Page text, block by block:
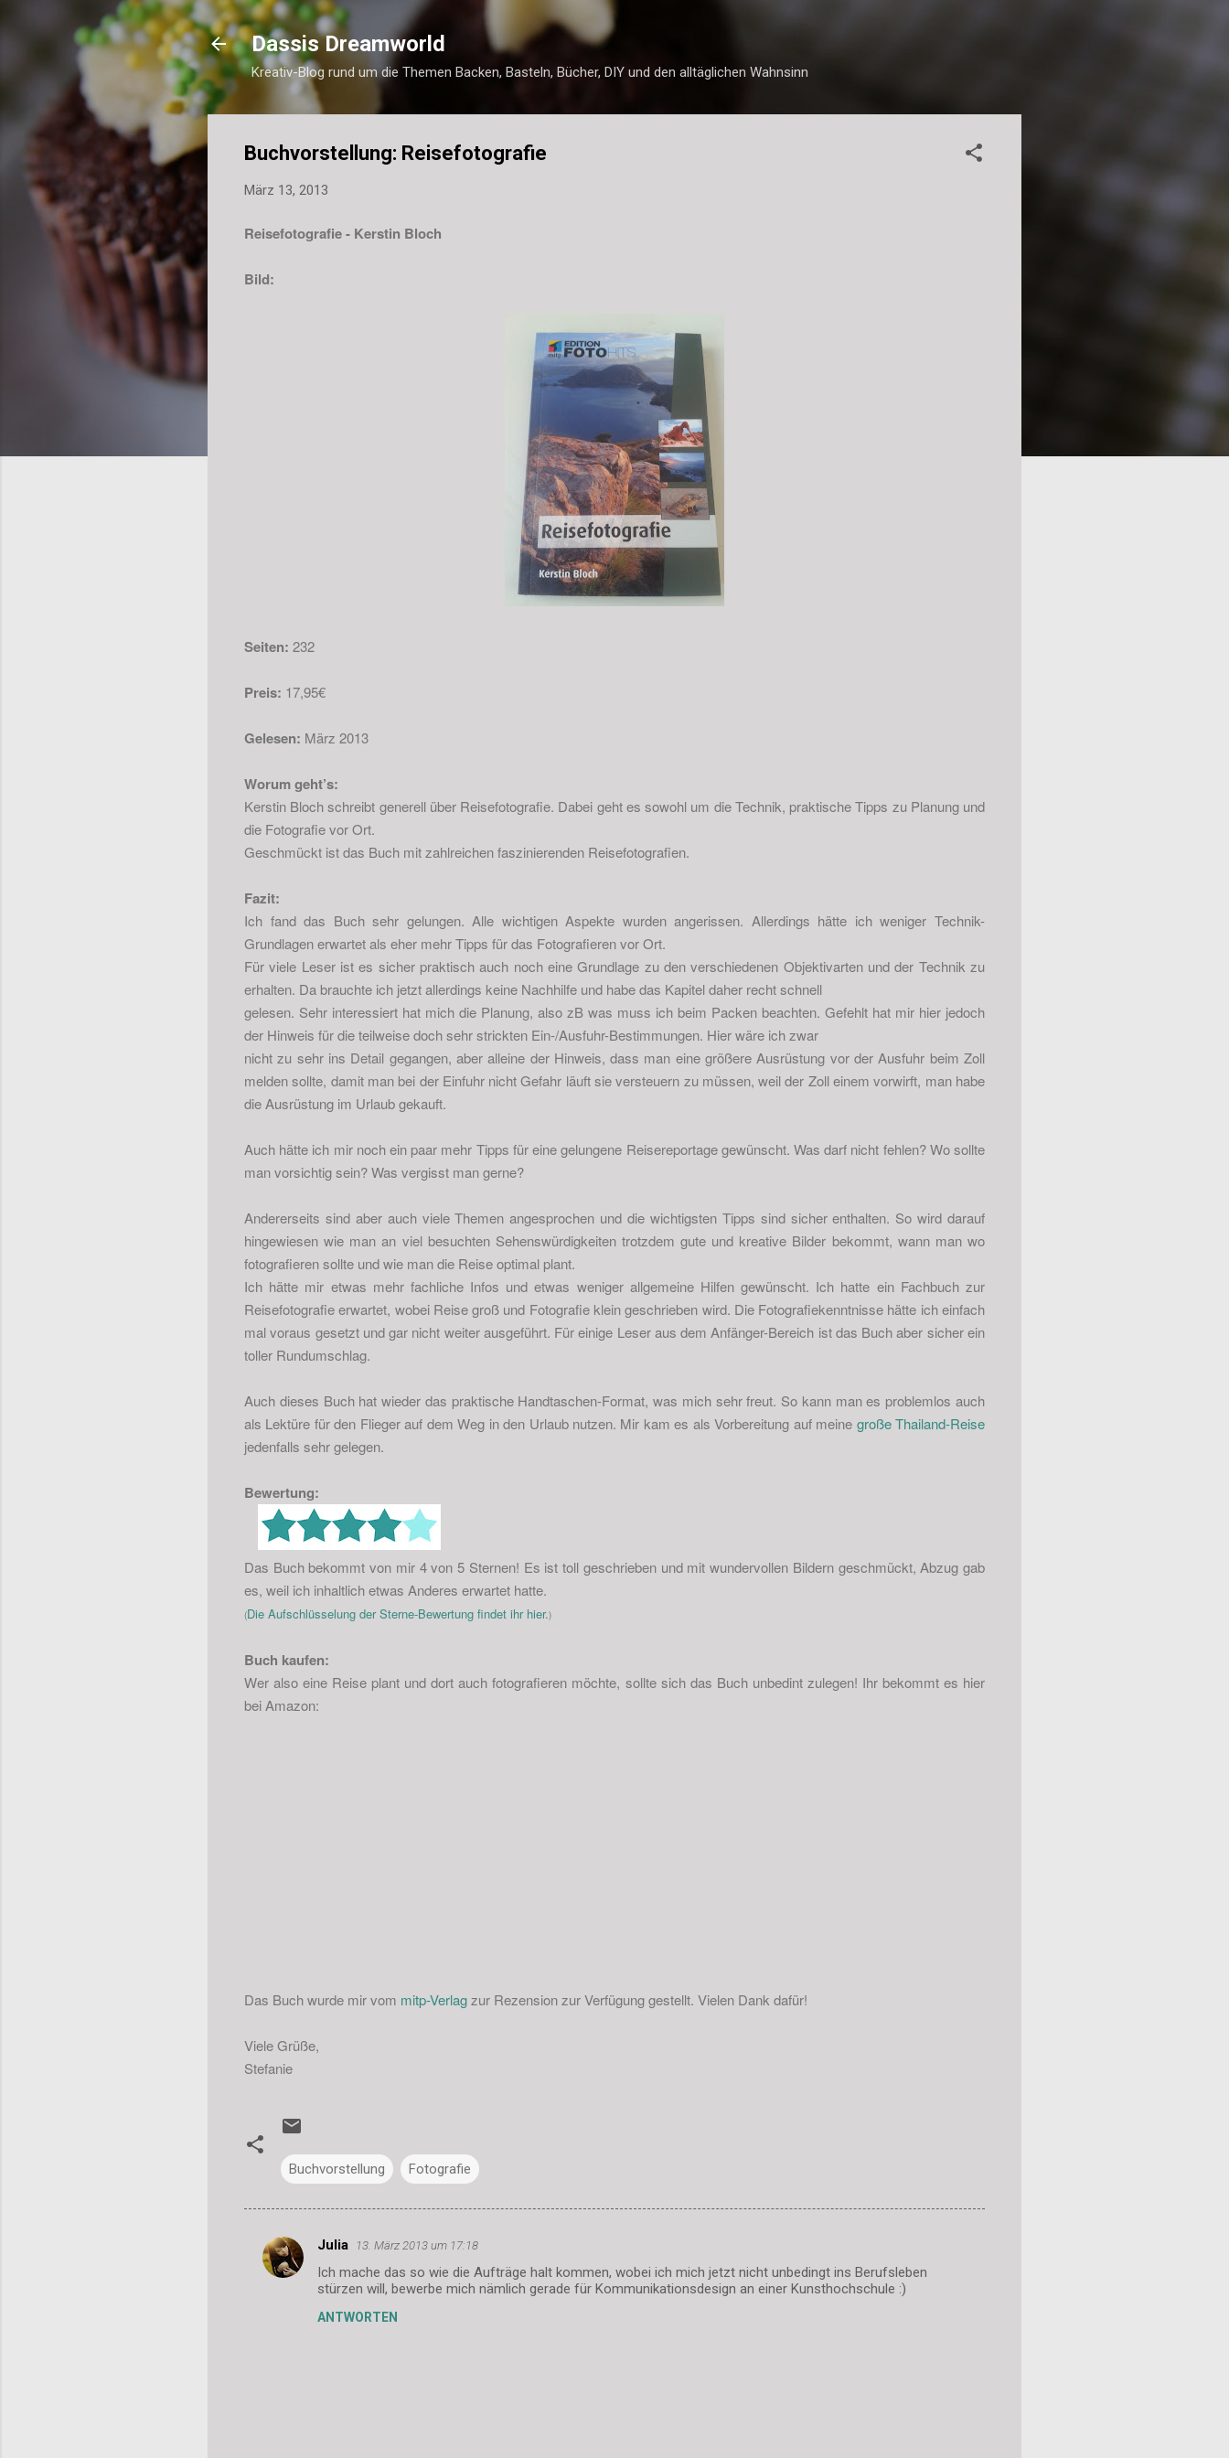
Direkt zum Hauptbereich
Dassis Dreamworld
Kreativ-Blog rund um die Themen Backen, Basteln, Bücher, DIY und den alltäglichen Wahnsinn
Buchvorstellung: Reisefotografie
März 13, 2013
Reisefotografie - Kerstin Bloch
Bild:
Seiten: 232
Preis: 17,95€
Gelesen: März 2013
Worum geht’s:
Kerstin Bloch schreibt generell über Reisefotografie. Dabei geht es sowohl um die Technik, praktische Tipps zu Planung und
die Fotografie vor Ort.
Geschmückt ist das Buch mit zahlreichen faszinierenden Reisefotografien.
Fazit:
Ich fand das Buch sehr gelungen. Alle wichtigen Aspekte wurden angerissen. Allerdings hätte ich weniger Technik-
Grundlagen erwartet als eher mehr Tipps für das Fotografieren vor Ort.
Für viele Leser ist es sicher praktisch auch noch eine Grundlage zu den verschiedenen Objektivarten und der Technik zu
erhalten. Da brauchte ich jetzt allerdings keine Nachhilfe und habe das Kapitel daher recht schnell
gelesen. Sehr interessiert hat mich die Planung, also zB was muss ich beim Packen beachten. Gefehlt hat mir hier jedoch
der Hinweis für die teilweise doch sehr strickten Ein-/Ausfuhr-Bestimmungen. Hier wäre ich zwar
nicht zu sehr ins Detail gegangen, aber alleine der Hinweis, dass man eine größere Ausrüstung vor der Ausfuhr beim Zoll
melden sollte, damit man bei der Einfuhr nicht Gefahr läuft sie versteuern zu müssen, weil der Zoll einem vorwirft, man habe
die Ausrüstung im Urlaub gekauft.
Auch hätte ich mir noch ein paar mehr Tipps für eine gelungene Reisereportage gewünscht. Was darf nicht fehlen? Wo sollte
man vorsichtig sein? Was vergisst man gerne?
Andererseits sind aber auch viele Themen angesprochen und die wichtigsten Tipps sind sicher enthalten. So wird darauf
hingewiesen wie man an viel besuchten Sehenswürdigkeiten trotzdem gute und kreative Bilder bekommt, wann man wo
fotografieren sollte und wie man die Reise optimal plant.
Ich hätte mir etwas mehr fachliche Infos und etwas weniger allgemeine Hilfen gewünscht. Ich hatte ein Fachbuch zur
Reisefotografie erwartet, wobei Reise groß und Fotografie klein geschrieben wird. Die Fotografiekenntnisse hätte ich einfach
mal voraus gesetzt und gar nicht weiter ausgeführt. Für einige Leser aus dem Anfänger-Bereich ist das Buch aber sicher ein
toller Rundumschlag.
Auch dieses Buch hat wieder das praktische Handtaschen-Format, was mich sehr freut. So kann man es problemlos auch
als Lektüre für den Flieger auf dem Weg in den Urlaub nutzen. Mir kam es als Vorbereitung auf meine große Thailand-Reise
jedenfalls sehr gelegen.
Bewertung:
Das Buch bekommt von mir 4 von 5 Sternen! Es ist toll geschrieben und mit wundervollen Bildern geschmückt, Abzug gab
es, weil ich inhaltlich etwas Anderes erwartet hatte.
(Die Aufschlüsselung der Sterne-Bewertung findet ihr hier.)
Buch kaufen:
Wer also eine Reise plant und dort auch fotografieren möchte, sollte sich das Buch unbedint zulegen! Ihr bekommt es hier
bei Amazon:
Das Buch wurde mir vom mitp-Verlagzur Rezension zur Verfügung gestellt. Vielen Dank dafür!
Viele Grüße,
Stefanie
Buchvorstellung Fotografie
K
Julia 13. März 2013 um 17:18
Ich mache das so wie die Aufträge halt kommen, wobei ich mich jetzt nicht unbedingt ins Berufsleben
stürzen will, bewerbe mich nämlich gerade für Kommunikationsdesign an einer Kunsthochschule :)
ANTWORTEN